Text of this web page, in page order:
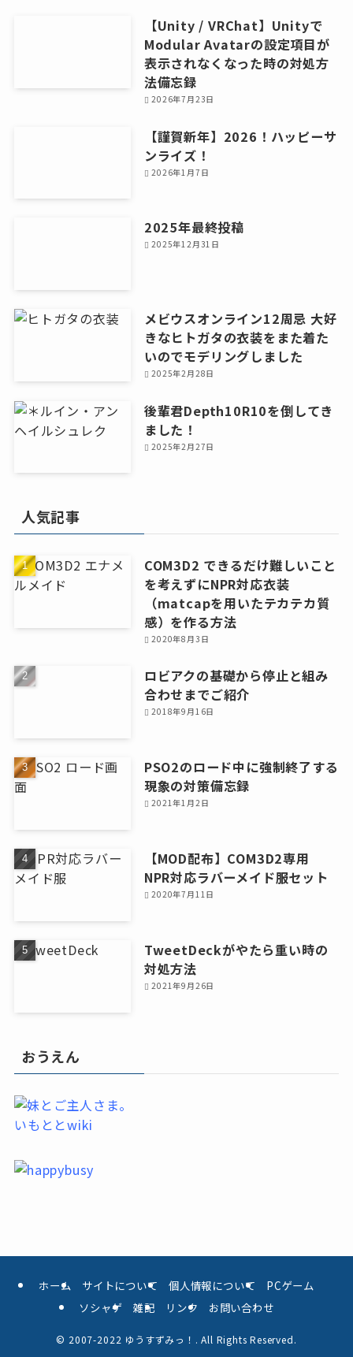
【Unity / VRChat】Unityで
Modular Avatarの設定項目が
表示されなくなった時の対処方
法備忘録
2026年7月23日
【謹賀新年】2026！ハッピーサ
ンライズ！
2026年1月7日
2025年最終投稿
2025年12月31日
メビウスオンライン12周忌 大好
きなヒトガタの衣装をまた着た
いのでモデリングしました
2025年2月28日
後輩君Depth10R10を倒してき
ました！
2025年2月27日
人気記事
COM3D2 できるだけ難しいこと
を考えずにNPR対応衣装
（matcapを用いたテカテカ質
感）を作る方法
2020年8月3日
ロビアクの基礎から停止と組み
合わせまでご紹介
2018年9月16日
PSO2のロード中に強制終了する
現象の対策備忘録
2021年1月2日
【MOD配布】COM3D2専用
NPR対応ラバーメイド服セット
2020年7月11日
TweetDeckがやたら重い時の
対処方法
2021年9月26日
おうえん
いもととwiki
ホーム サイトについて 個人情報について
PCゲーム
ソシャゲ
雑記 リンク お問い合わせ
© 2007-2022 ゆうすずみっ！. All Rights Reserved.